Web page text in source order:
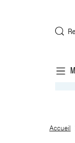
Comment
Accueil